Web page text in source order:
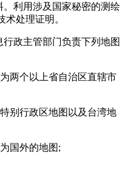
利用涉及国家秘密的测绘
处理证明。
政主管部门负责下列地图
两个以上省自治区直辖市
别行政区地图以及台湾地
国外的地图;